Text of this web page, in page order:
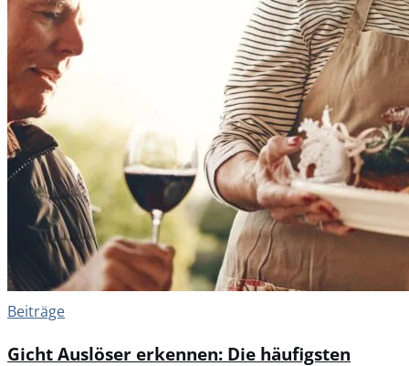
Beiträge
Gicht Auslöser erkennen: Die häufigsten